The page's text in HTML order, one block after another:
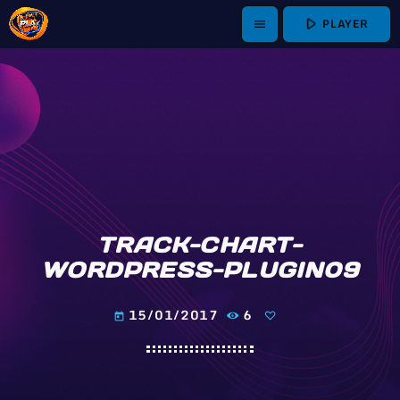
menu play_arrow PLAYER
TRACK-CHART-
WORDPRESS-PLUGIN09
today 15/01/2017 6